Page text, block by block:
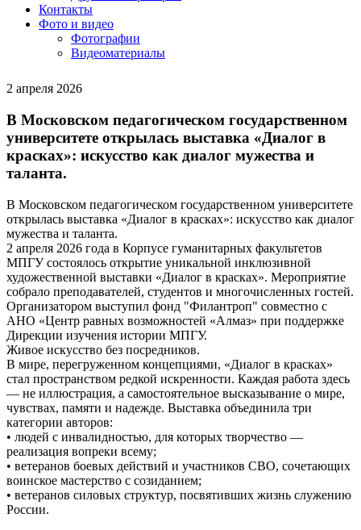
Контакты
Фото и видео
Фотографии
Видеоматериалы
2 апреля 2026
В Московском педагогическом государственном
университете открылась выставка «Диалог в
красках»: искусство как диалог мужества и
таланта.
В Московском педагогическом государственном университете
открылась выставка «Диалог в красках»: искусство как диалог
мужества и таланта.
2 апреля 2026 года в Корпусе гуманитарных факультетов
МПГУ состоялось открытие уникальной инклюзивной
художественной выставки «Диалог в красках». Мероприятие
собрало преподавателей, студентов и многочисленных гостей.
Организатором выступил фонд "Филантроп" совместно с
АНО «Центр равных возможностей «Алмаз» при поддержке
Дирекции изучения истории МПГУ.
Живое искусство без посредников.
В мире, перегруженном концепциями, «Диалог в красках»
стал пространством редкой искренности. Каждая работа здесь
— не иллюстрация, а самостоятельное высказывание о мире,
чувствах, памяти и надежде. Выставка объединила три
категории авторов:
• людей с инвалидностью, для которых творчество —
реализация вопреки всему;
• ветеранов боевых действий и участников СВО, сочетающих
воинское мастерство с созиданием;
• ветеранов силовых структур, посвятивших жизнь служению
России.